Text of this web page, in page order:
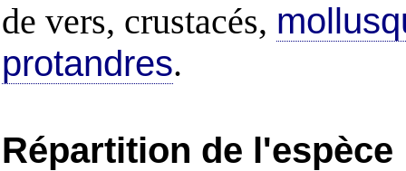
de vers, crustacés,
protandres.
Répartition de l'espèce